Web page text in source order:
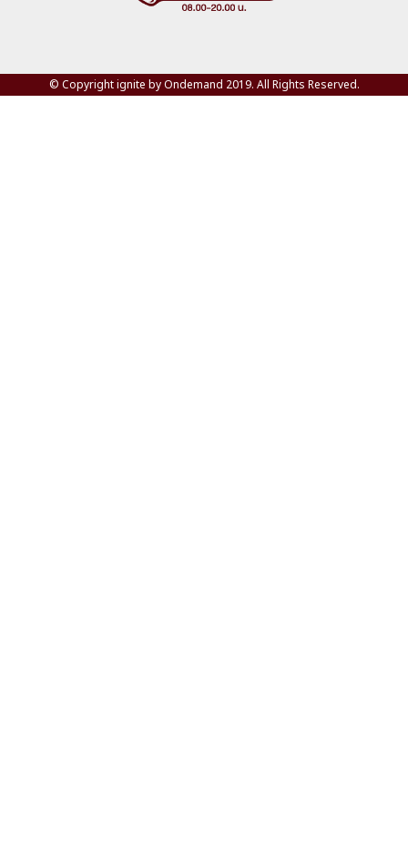
© Copyright ignite by Ondemand 2019. All Rights Reserved.